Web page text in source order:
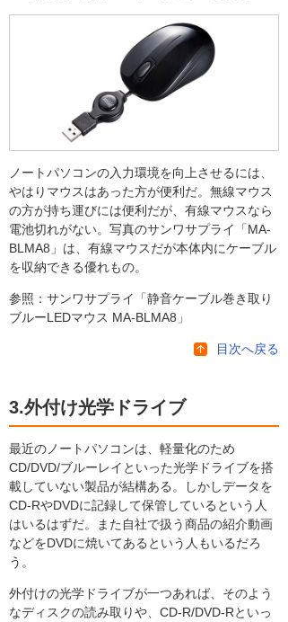
ノートパソコンの入力環境を向上させるには、
やはりマウスはあった方が便利だ。無線マウス
の方が持ち運びには便利だが、有線マウスなら
電池切れがない。写真のサンワサプライ「MA-
BLMA8」は、有線マウスだが本体内にケーブル
を収納できる優れもの。
参照：サンワサプライ「静音ケーブル巻き取り
ブルーLEDマウス MA-BLMA8」
目次へ戻る
3.外付け光学ドライブ
最近のノートパソコンは、軽量化のため
CD/DVD/ブルーレイといった光学ドライブを搭
載していない製品が結構ある。しかしデータを
CD-RやDVDに記録して保管しているという人
はいるはずだ。また自社で扱う商品の紹介動画
などをDVDに焼いてあるという人もいるだろ
う。
外付けの光学ドライブが一つあれば、そのよう
なディスクの読み取りや、CD-R/DVD-Rといっ